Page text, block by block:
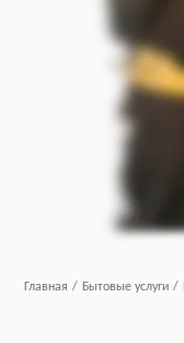
Главная / Бытовые услуги /